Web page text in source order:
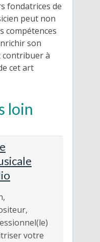
fondatrices de
peut non
compétences
son
à
cet art
loin
votre